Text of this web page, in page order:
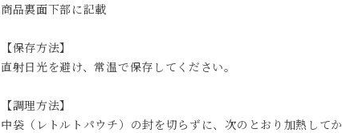
商品裏面下部に記載
【保存方法】
直射日光を避け、常温で保存してください。
【調理方法】
中袋（レトルトパウチ）の封を切らずに、次のとおり加熱してか